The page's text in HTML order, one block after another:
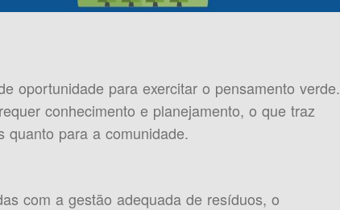
oportunidade para exercitar o pensamento verde.
conhecimento e planejamento, o que traz
quanto para a comunidade.
com a gestão adequada de resíduos, o